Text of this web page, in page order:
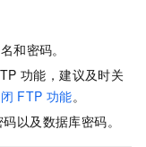
和密码。
功能，建议及时关
FTP 功能。
以及数据库密码。